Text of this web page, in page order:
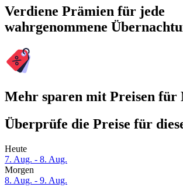
Verdiene Prämien für jede
wahrgenommene
Mehr sparen mit Preisen
Überprüfe die Preise für
Heute
7. Aug. - 8. Aug.
Morgen
8. Aug. - 9. Aug.